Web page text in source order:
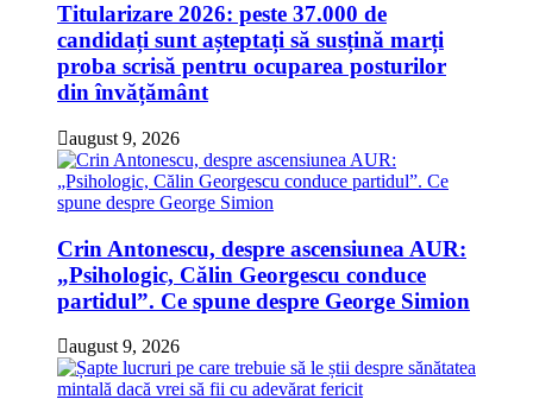
Titularizare 2026: peste 37.000 de
candidați sunt așteptați să susțină marți
proba scrisă pentru ocuparea posturilor
din învățământ
august 9, 2026
Crin Antonescu, despre ascensiunea AUR:
„Psihologic, Călin Georgescu conduce
partidul”. Ce spune despre George Simion
august 9, 2026